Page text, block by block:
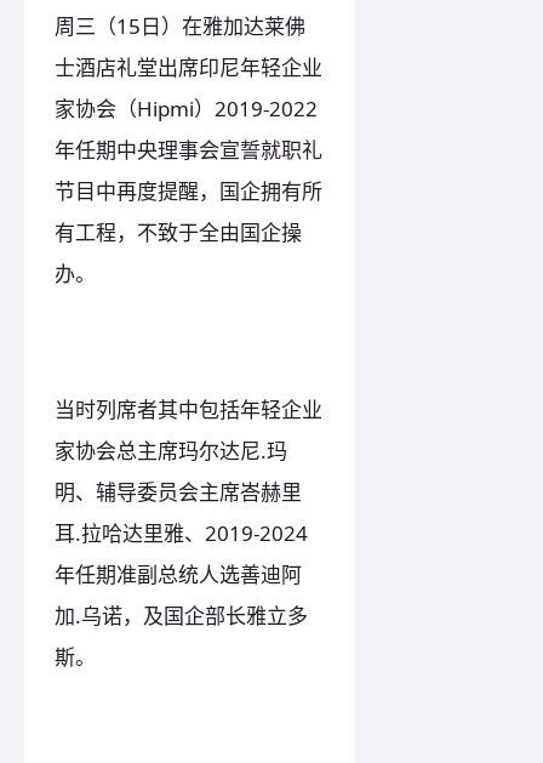
周三（15日）在雅加达莱佛
士酒店礼堂出席印尼年轻企业
家协会（Hipmi）2019-2022
年任期中央理事会宣誓就职礼
节目中再度提醒，国企拥有所
有工程，不致于全由国企操
办。
当时列席者其中包括年轻企业
家协会总主席玛尔达尼.玛
明、辅导委员会主席峇赫里
耳.拉哈达里雅、2019-2024
年任期准副总统人选善迪阿
加.乌诺，及国企部长雅立多
斯。